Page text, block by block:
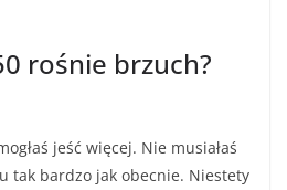
rośnie brzuch?
jeść więcej. Nie musiałaś
tak bardzo jak obecnie. Niestety